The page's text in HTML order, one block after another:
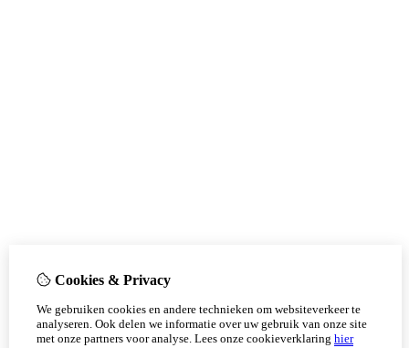
Cookies & Privacy
We gebruiken cookies en andere technieken om websiteverkeer te
analyseren. Ook delen we informatie over uw gebruik van onze site
met onze partners voor analyse. Lees onze cookieverklaring hier